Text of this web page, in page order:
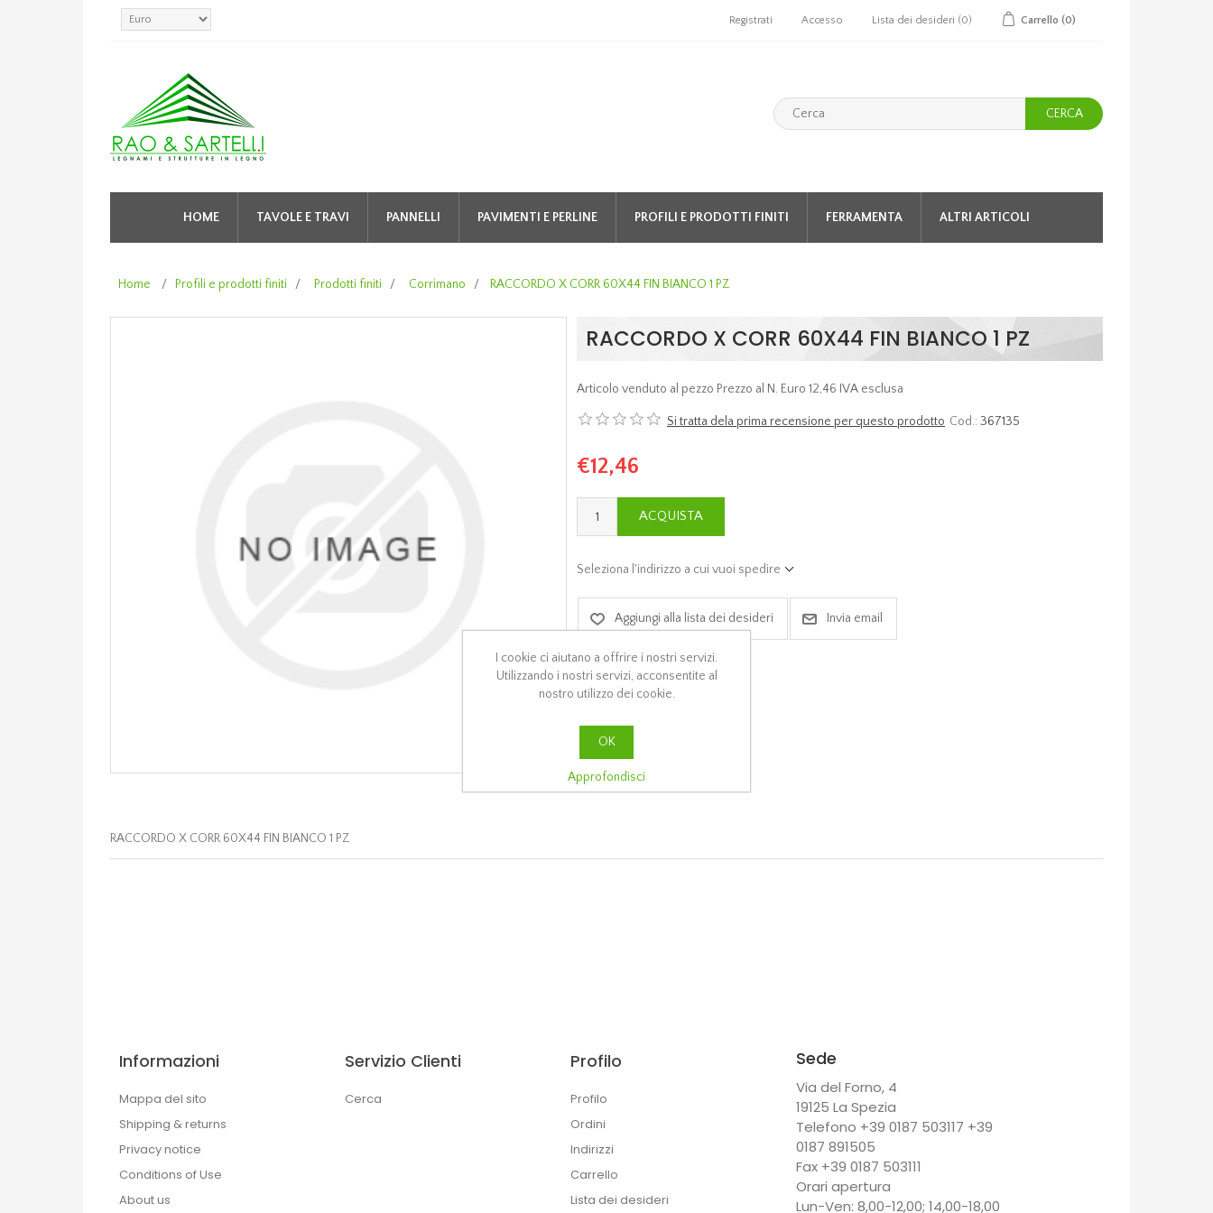
Registrati Accesso Lista dei desideri (0) Carrello (0)
CERCA
HOME TAVOLE E TRAVI PANNELLI PAVIMENTI E PERLINE PROFILI E PRODOTTI FINITI FERRAMENTA ALTRI ARTICOLI
Home / Profili e prodotti finiti / Prodotti finiti / Corrimano / RACCORDO X CORR 60X44 FIN BIANCO 1 PZ
RACCORDO X CORR 60X44 FIN BIANCO 1 PZ
Articolo venduto al pezzo Prezzo al N. Euro 12,46 IVA esclusa
Si tratta dela prima recensione per questo prodotto Cod.: 367135
€12,46
ACQUISTA
Seleziona l'indirizzo a cui vuoi spedire
Aggiungi alla lista dei desideri Invia email
RACCORDO X CORR 60X44 FIN BIANCO 1 PZ
Informazioni
Mappa del sito
Shipping & returns
Privacy notice
Conditions of Use
About us
Servizio Clienti
Cerca
Profilo
Profilo
Ordini
Indirizzi
Carrello
Lista dei desideri
Sede
Via del Forno, 4
19125 La Spezia
Telefono +39 0187 503117 +39
0187 891505
Fax +39 0187 503111
Orari apertura
Lun-Ven: 8,00-12,00; 14,00-18,00
I cookie ci aiutano a offrire i nostri servizi.
Utilizzando i nostri servizi, acconsentite al
nostro utilizzo dei cookie.
OK
Approfondisci